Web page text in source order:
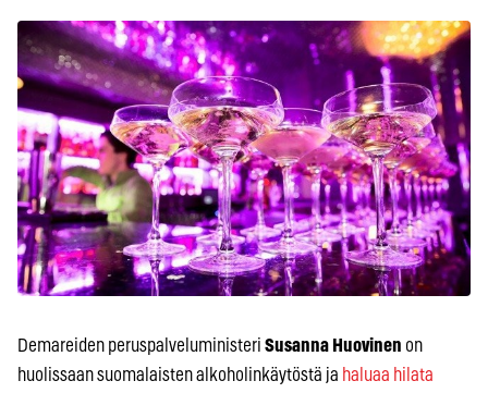
Demareiden peruspalveluministeri Susanna Huovinen on
huolissaan suomalaisten alkoholinkäytöstä ja haluaa hilata